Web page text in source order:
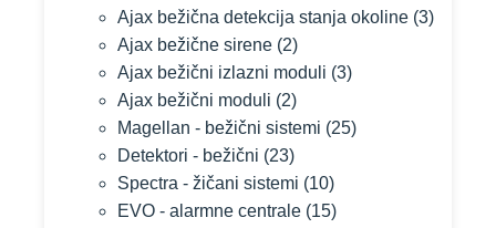
Ajax bežična detekcija stanja okoline (3)
Ajax bežične sirene (2)
Ajax bežični izlazni moduli (3)
Ajax bežični moduli (2)
Magellan - bežični sistemi (25)
Detektori - bežični (23)
Spectra - žičani sistemi (10)
EVO - alarmne centrale (15)